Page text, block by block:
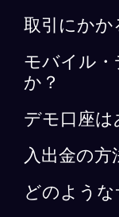
取引にかか
モバイル
か？
デモ口座は
入出金の方
どのよう